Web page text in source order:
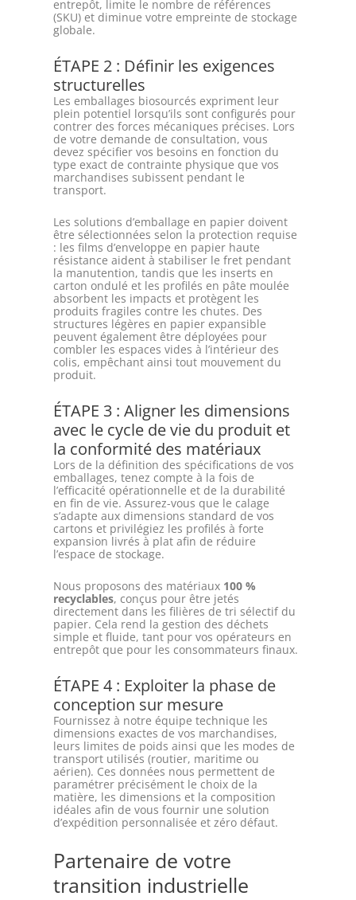
entrepôt, limite le nombre de références
(SKU) et diminue votre empreinte de stockage
globale.
ÉTAPE 2 : Définir les exigences
structurelles
Les emballages biosourcés expriment leur
plein potentiel lorsqu’ils sont configurés pour
contrer des forces mécaniques précises. Lors
de votre demande de consultation, vous
devez spécifier vos besoins en fonction du
type exact de contrainte physique que vos
marchandises subissent pendant le
transport.
Les solutions d’emballage en papier doivent
être sélectionnées selon la protection requise
: les films d’enveloppe en papier haute
résistance aident à stabiliser le fret pendant
la manutention, tandis que les inserts en
carton ondulé et les profilés en pâte moulée
absorbent les impacts et protègent les
produits fragiles contre les chutes. Des
structures légères en papier expansible
peuvent également être déployées pour
combler les espaces vides à l’intérieur des
colis, empêchant ainsi tout mouvement du
produit.
ÉTAPE 3 : Aligner les dimensions
avec le cycle de vie du produit et
la conformité des matériaux
Lors de la définition des spécifications de vos
emballages, tenez compte à la fois de
l’efficacité opérationnelle et de la durabilité
en fin de vie. Assurez-vous que le calage
s’adapte aux dimensions standard de vos
cartons et privilégiez les profilés à forte
expansion livrés à plat afin de réduire
l’espace de stockage.
Nous proposons des matériaux 100 %
recyclables, conçus pour être jetés
directement dans les filières de tri sélectif du
papier. Cela rend la gestion des déchets
simple et fluide, tant pour vos opérateurs en
entrepôt que pour les consommateurs finaux.
ÉTAPE 4 : Exploiter la phase de
conception sur mesure
Fournissez à notre équipe technique les
dimensions exactes de vos marchandises,
leurs limites de poids ainsi que les modes de
transport utilisés (routier, maritime ou
aérien). Ces données nous permettent de
paramétrer précisément le choix de la
matière, les dimensions et la composition
idéales afin de vous fournir une solution
d’expédition personnalisée et zéro défaut.
Partenaire de votre
transition industrielle